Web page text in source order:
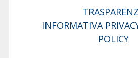
INFORMATIVA
POLICY